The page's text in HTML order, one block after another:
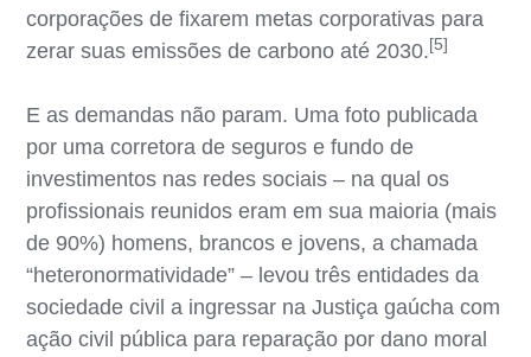
corporações de fixarem metas corporativas para
zerar suas emissões de carbono até 2030. [5]
E as demandas não param. Uma foto publicada
por uma corretora de seguros e fundo de
investimentos nas redes sociais – na qual os
profissionais reunidos eram em sua maioria (mais
de 90%) homens, brancos e jovens, a chamada
“heteronormatividade” – levou três entidades da
sociedade civil a ingressar na Justiça gaúcha com
ação civil pública para reparação por dano moral